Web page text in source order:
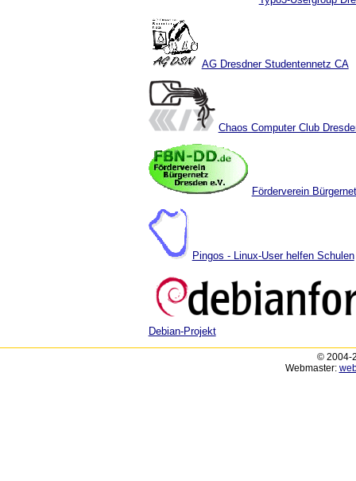
AG Dresdner Studentennetz CA
Chaos Computer Club
Förderverein
Pingos - Linux-User helfen Schulen
Debian-Projekt
© 2004-
Webmaster: